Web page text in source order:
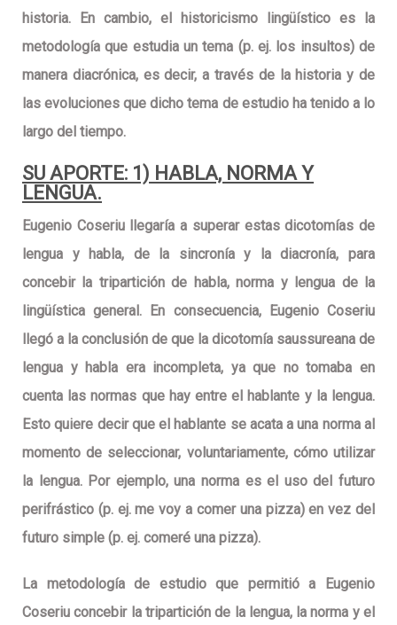
historia. En cambio, el historicismo lingüístico es la
metodología que estudia un tema (p. ej. los insultos) de
manera diacrónica, es decir, a través de la historia y de
las evoluciones que dicho tema de estudio ha tenido a lo
largo del tiempo.
SU APORTE: 1) HABLA, NORMA Y
LENGUA.
Eugenio Coseriu llegaría a superar estas dicotomías de
lengua y habla, de la sincronía y la diacronía, para
concebir la tripartición de habla, norma y lengua de la
lingüística general. En consecuencia, Eugenio Coseriu
llegó a la conclusión de que la dicotomía saussureana de
lengua y habla era incompleta, ya que no tomaba en
cuenta las normas que hay entre el hablante y la lengua.
Esto quiere decir que el hablante se acata a una norma al
momento de seleccionar, voluntariamente, cómo utilizar
la lengua. Por ejemplo, una norma es el uso del futuro
perifrástico (p. ej. me voy a comer una pizza) en vez del
futuro simple (p. ej. comeré una pizza).
La metodología de estudio que permitió a Eugenio
Coseriu concebir la tripartición de la lengua, la norma y el